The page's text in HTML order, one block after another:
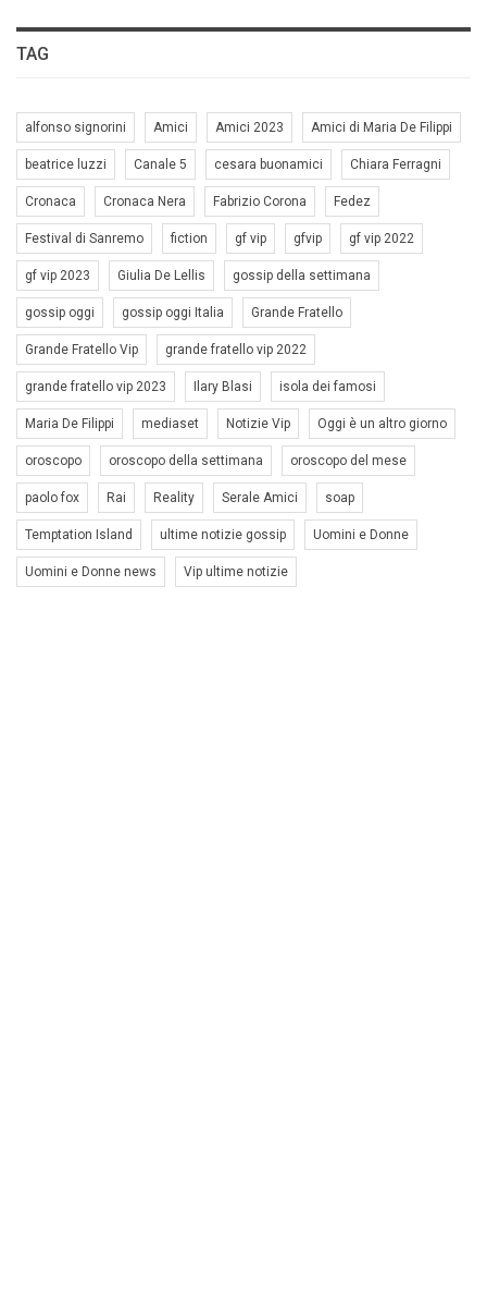
TAG
alfonso signorini Amici Amici 2023 Amici di Maria De Filippi
beatrice luzzi Canale 5 cesara buonamici Chiara Ferragni
Cronaca Cronaca Nera Fabrizio Corona Fedez
Festival di Sanremo fiction gf vip gfvip gf vip 2022
gf vip 2023 Giulia De Lellis gossip della settimana
gossip oggi gossip oggi Italia Grande Fratello
Grande Fratello Vip grande fratello vip 2022
grande fratello vip 2023 Ilary Blasi isola dei famosi
Maria De Filippi mediaset Notizie Vip Oggi è un altro giorno
oroscopo oroscopo della settimana oroscopo del mese
paolo fox Rai Reality Serale Amici soap
Temptation Island ultime notizie gossip Uomini e Donne
Uomini e Donne news Vip ultime notizie